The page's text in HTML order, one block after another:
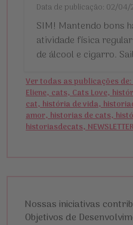
Data de publicação: 02/04/
SIM! Mantendo bons
atividade física
de álcool e cigarro.
Ver todas as publicações
Eliene, cats, Cats Love,
cat, história de vida,
amor, historias de cats,
historiasdecats,
Nossas iniciativas
Objetivos de